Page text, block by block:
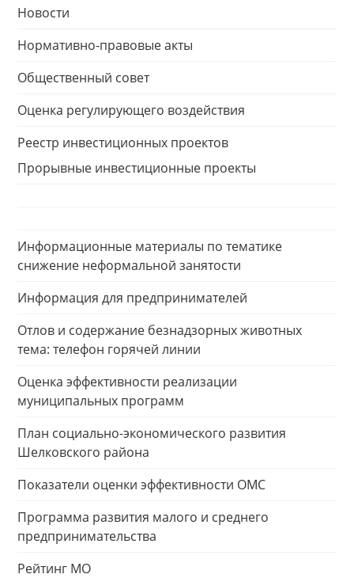
Новости
Нормативно-правовые акты
Общественный совет
Оценка регулирующего воздействия
Реестр инвестиционных проектов
Прорывные инвестиционные проекты
Информационные материалы по тематике
снижение неформальной занятости
Информация для предпринимателей
Отлов и содержание безнадзорных животных
тема: телефон горячей линии
Оценка эффективности реализации
муниципальных программ
План социально-экономического развития
Шелковского района
Показатели оценки эффективности ОМС
Программа развития малого и среднего
предпринимательства
Рейтинг МО